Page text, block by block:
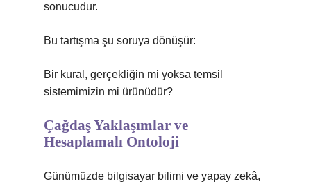
sonucudur.
Bu tartışma şu soruya dönüşür:
Bir kural, gerçekliğin mi yoksa temsil
sistemimizin mi ürünüdür?
Çağdaş Yaklaşımlar ve
Hesaplamalı Ontoloji
Günümüzde bilgisayar bilimi ve yapay zekâ,